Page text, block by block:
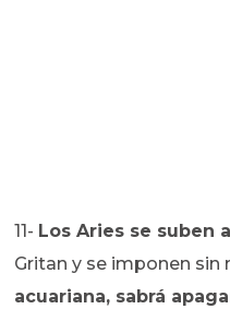
11- Los Aries se suben
Gritan y se imponen sin
acuariana, sabrá